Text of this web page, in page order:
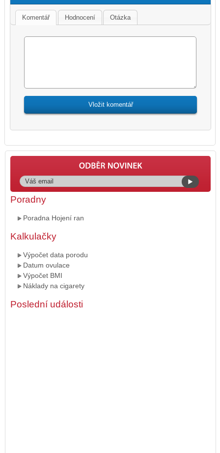
Komentář Hodnocení Otázka
Poradny
Poradna Hojení ran
Kalkulačky
Výpočet data porodu
Datum ovulace
Výpočet BMI
Náklady na cigarety
Poslední události